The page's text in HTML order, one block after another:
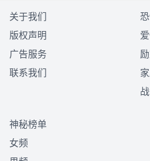
关于我们
版权声明
广告服务
联系我们
神秘榜单
女频